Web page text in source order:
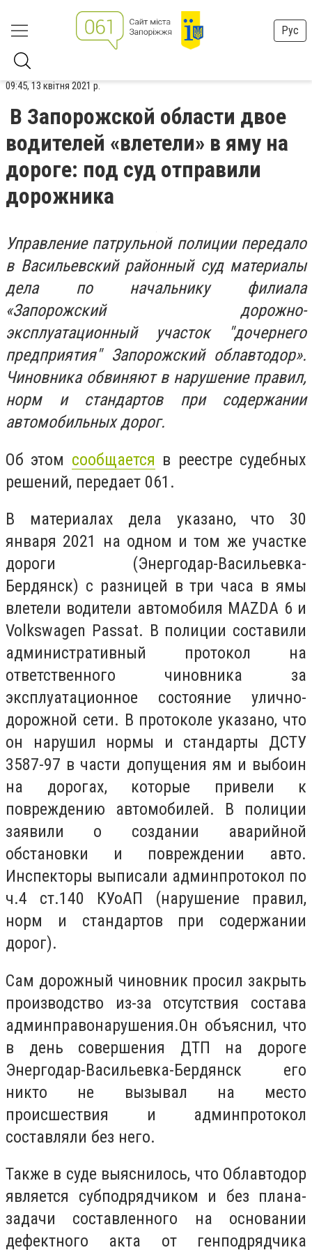
Рус
09:45, 13 квітня 2021 р.
В Запорожской области двое
водителей «влетели» в яму на
дороге: под суд отправили
дорожника
Управление патрульной полиции передало
в Васильевский районный суд материалы
дела по начальнику филиала
«Запорожский дорожно-
эксплуатационный участок "дочернего
предприятия" Запорожский облавтодор».
Чиновника обвиняют в нарушение правил,
норм и стандартов при содержании
автомобильных дорог.
Об этом сообщается в реестре судебных
решений, передает 061.
В материалах дела указано, что 30
января 2021 на одном и том же участке
дороги (Энергодар-Васильевка-
Бердянск) с разницей в три часа в ямы
влетели водители автомобиля MAZDA 6 и
Volkswagen Passat. В полиции составили
административный протокол на
ответственного чиновника за
эксплуатационное состояние улично-
дорожной сети. В протоколе указано, что
он нарушил нормы и стандарты ДСТУ
3587-97 в части допущения ям и выбоин
на дорогах, которые привели к
повреждению автомобилей. В полиции
заявили о создании аварийной
обстановки и повреждении авто.
Инспекторы выписали админпротокол по
ч.4 ст.140 КУоАП (нарушение правил,
норм и стандартов при содержании
дорог).
Сам дорожный чиновник просил закрыть
производство из-за отсутствия состава
админправонарушения.Он объяснил, что
в день совершения ДТП на дороге
Энергодар-Васильевка-Бердянск его
никто не вызывал на место
происшествия и админпротокол
составляли без него.
Также в суде выяснилось, что Облавтодор
является субподрядчиком и без плана-
задачи составленного на основании
дефектного акта от генподрядчика